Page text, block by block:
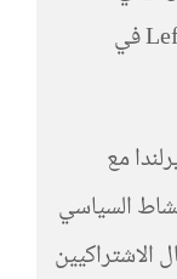
2007-10 نظم معرض Left in Vision في
ايرلندا مع
السياسي
الاشتراكيين